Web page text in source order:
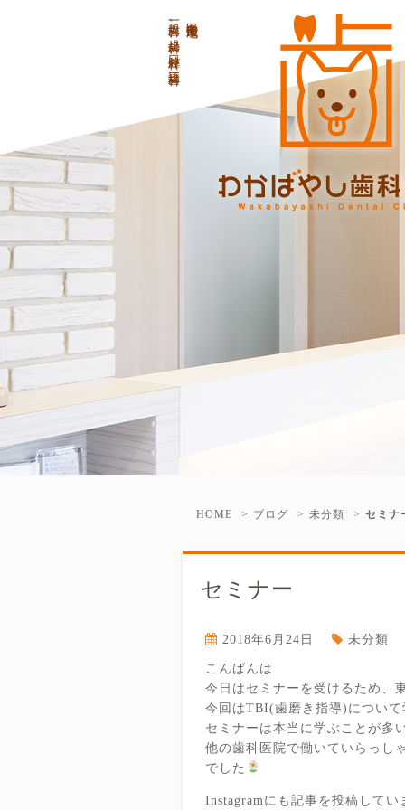
甲斐市龍地の
一般歯科、小児歯科、口腔外科、矯正歯科
HOME ブログ 未分類 セミナ
セミナー
2018年6月24日 未分類
こんばんは
今日はセミナーを受けるため、
今回はTBI(歯磨き指導)について
セミナーは本当に学ぶことが多
他の歯科医院で働いていらっし
でした
Instagramにも記事を投稿してい